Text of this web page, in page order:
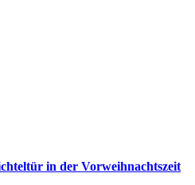
in der Vorweihnachtszeit